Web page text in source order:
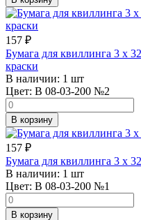
157 ₽
Бумага для квиллинга 3 x
краски
В наличии: 1 шт
Цвет: B 08-03-200 №2
В корзину
157 ₽
Бумага для квиллинга 3 x
В наличии: 1 шт
Цвет: B 08-03-200 №1
В корзину